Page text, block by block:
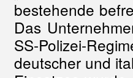
bestehende
Das
SS-Polizei-
deutscher und